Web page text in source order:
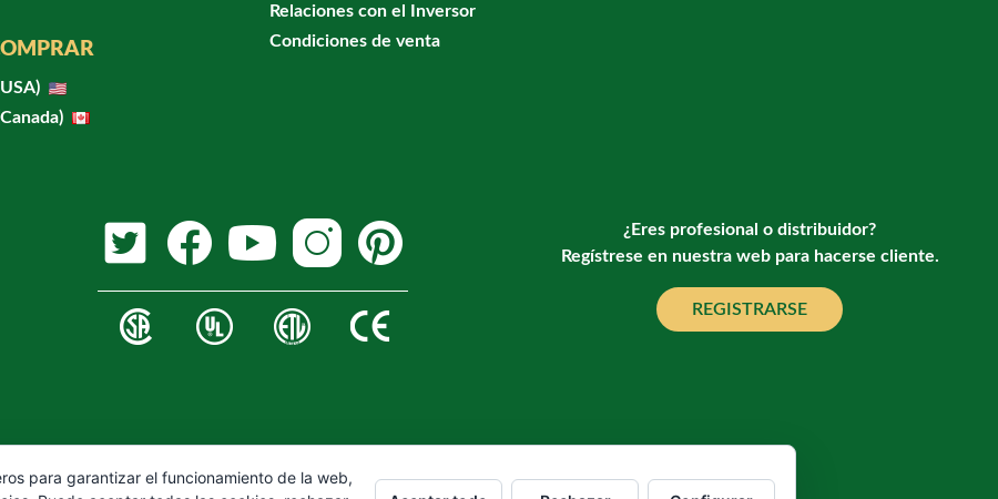
Relaciones con el Inversor
Condiciones de venta
¿Eres profesional o distribuidor?
Regístrese en nuestra web para hacerse cliente.
REGISTRARSE
para garantizar el funcionamiento de la web,